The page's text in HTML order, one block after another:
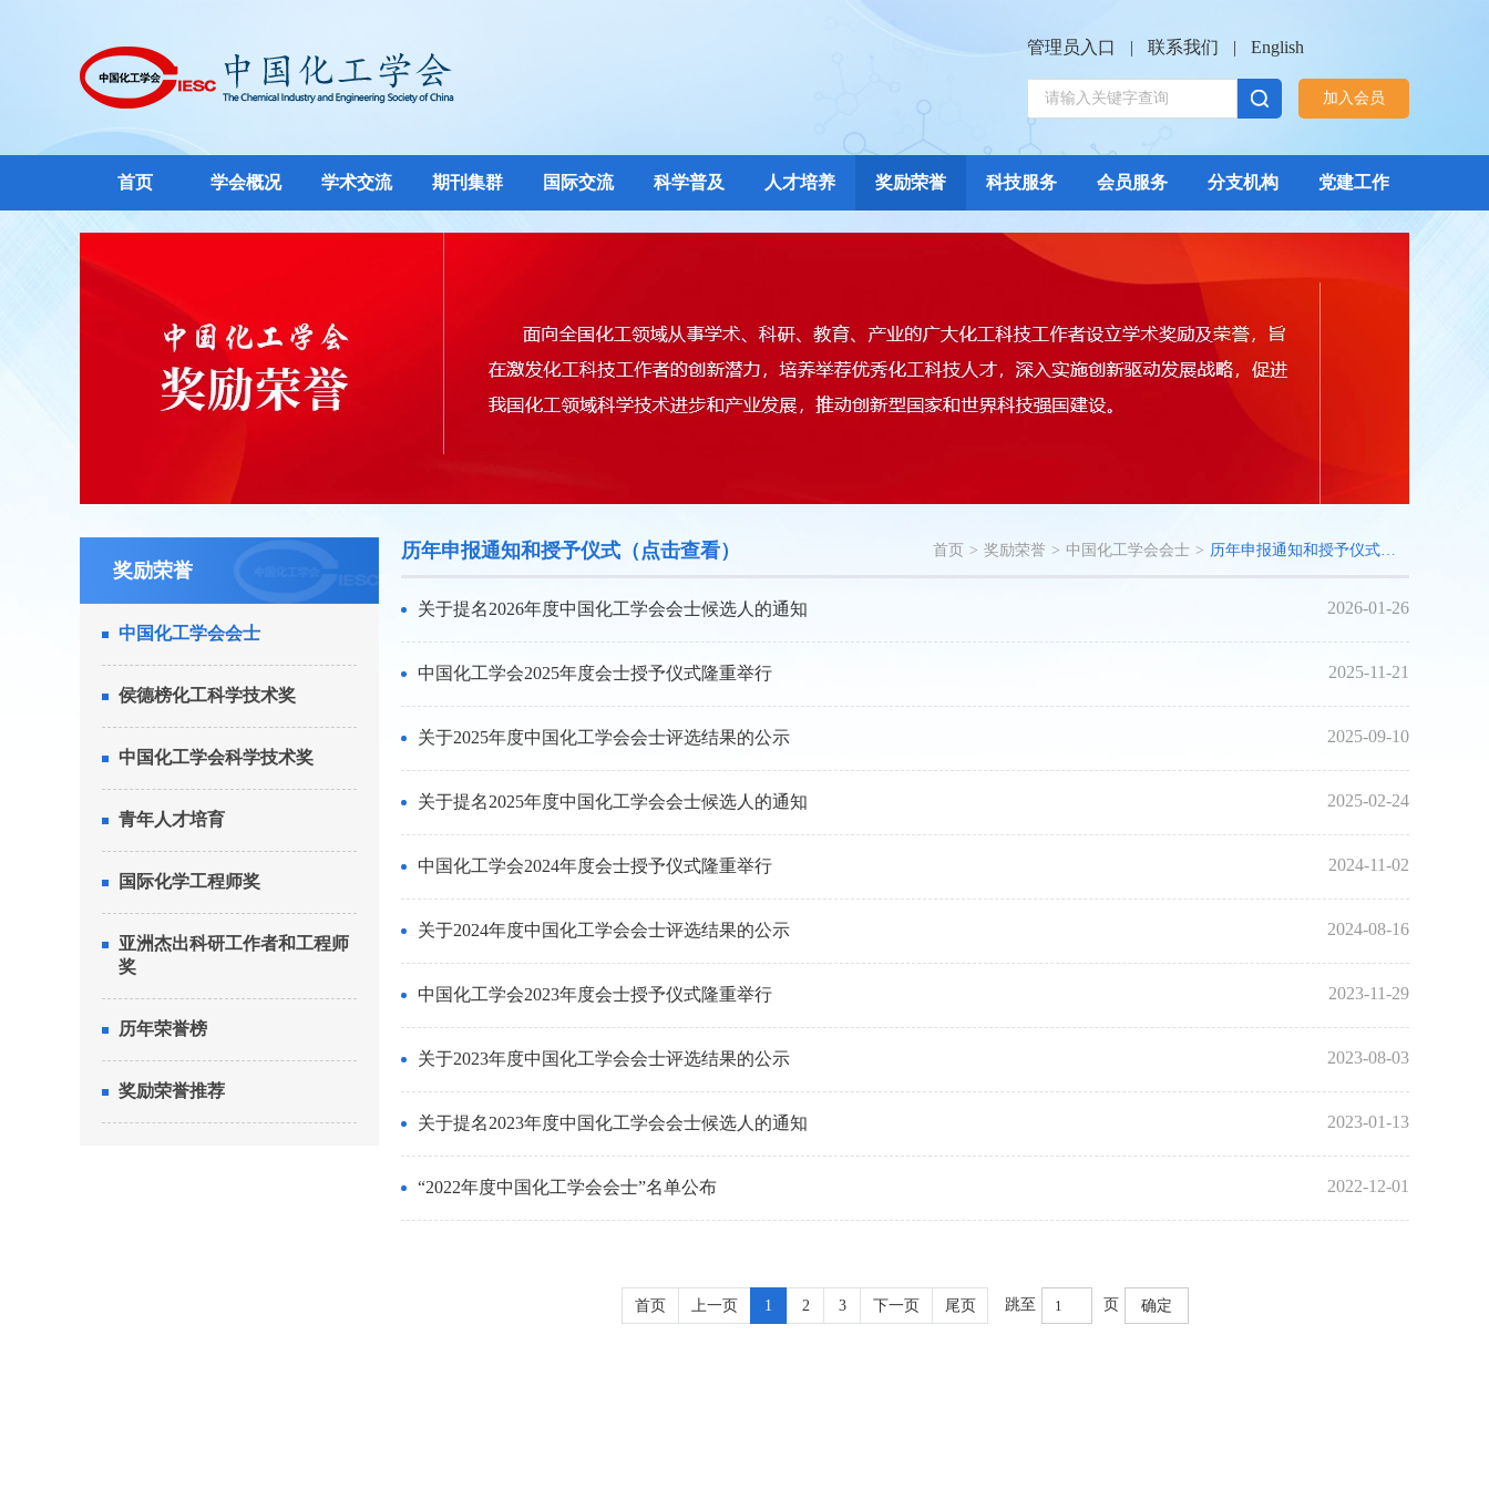
管理员入口 | 联系我们 | English
加入会员
首页 学会概况 学术交流 期刊集群 国际交流 科学普及 人才培养 奖励荣誉 科技服务 会员服务 分支机构 党建工作
奖励荣誉
中国化工学会会士
侯德榜化工科学技术奖
中国化工学会科学技术奖
青年人才培育
国际化学工程师奖
亚洲杰出科研工作者和工程师
奖
历年荣誉榜
奖励荣誉推荐
历年申报通知和授予仪式（点击查看） 首页 > 奖励荣誉 > 中国化工学会会士 > 历年申报通知和授予仪式（点击查看）
关于提名2026年度中国化工学会会士候选人的通知 2026-01-26
中国化工学会2025年度会士授予仪式隆重举行 2025-11-21
关于2025年度中国化工学会会士评选结果的公示 2025-09-10
关于提名2025年度中国化工学会会士候选人的通知 2025-02-24
中国化工学会2024年度会士授予仪式隆重举行 2024-11-02
关于2024年度中国化工学会会士评选结果的公示 2024-08-16
中国化工学会2023年度会士授予仪式隆重举行 2023-11-29
关于2023年度中国化工学会会士评选结果的公示 2023-08-03
关于提名2023年度中国化工学会会士候选人的通知 2023-01-13
“2022年度中国化工学会会士”名单公布 2022-12-01
首页 上一页 1 2 3 下一页 尾页 跳至 页 确定